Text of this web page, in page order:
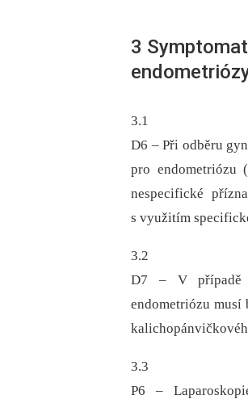
3
3.1
D6 –⁠ Při odběru
pro endometriózu
nespecifické
s využitím
3.2
D7 –⁠ V případě
endometriózu
3.3
P6 –⁠